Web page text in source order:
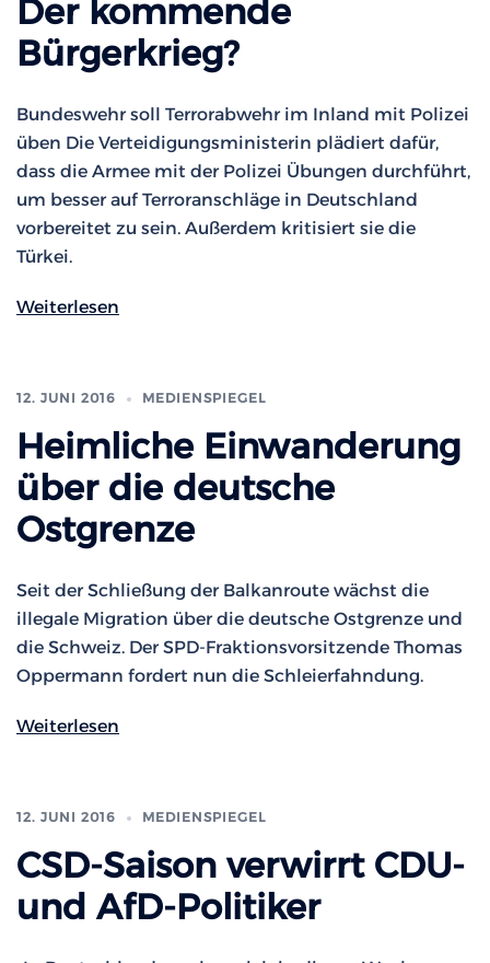
Der kommende
Bürgerkrieg?
Bundeswehr soll Terrorabwehr im Inland mit Polizei
üben Die Verteidigungsministerin plädiert dafür,
dass die Armee mit der Polizei Übungen durchführt,
um besser auf Terroranschläge in Deutschland
vorbereitet zu sein. Außerdem kritisiert sie die
Türkei.
Weiterlesen
12. JUNI 2016 MEDIENSPIEGEL
Heimliche Einwanderung
über die deutsche
Ostgrenze
Seit der Schließung der Balkanroute wächst die
illegale Migration über die deutsche Ostgrenze und
die Schweiz. Der SPD-Fraktionsvorsitzende Thomas
Oppermann fordert nun die Schleierfahndung.
Weiterlesen
12. JUNI 2016 MEDIENSPIEGEL
CSD-Saison verwirrt CDU-
und AfD-Politiker